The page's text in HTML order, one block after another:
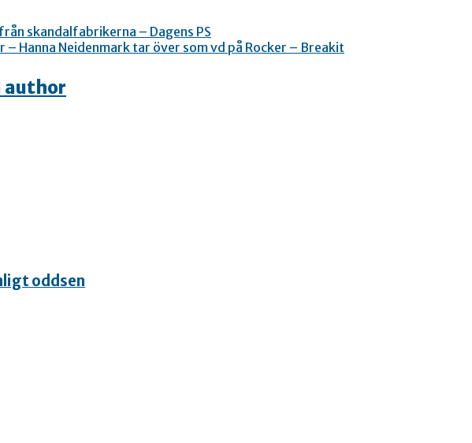
skandalfabrikerna – Dagens PS
– Hanna Neidenmark tar över som vd på Rocker – Breakit
author
oddsen